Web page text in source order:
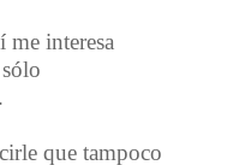
me interesa
que tampoco